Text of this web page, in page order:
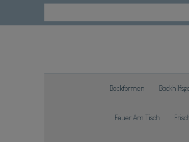
Backformen
Feuer Am Tisch